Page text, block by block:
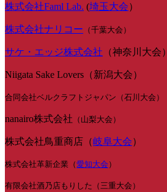
株式会社Faml Lab. (埼玉大会）
株式会社ナリコー （千葉大会）
サケ・エッジ株式会社 （神奈川大会）
Niigata Sake Lovers（新潟大会）
合同会社ベルクラフトジャパン（石川大会）
nanairo株式会社 （山梨大会）
株式会社鳥重商店（岐阜大会）
株式会社革新企業（愛知大会 ）
有限会社酒乃店もりした（三重大会）